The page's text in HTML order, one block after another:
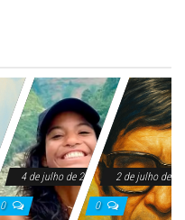
4 de julho de 2025
0
2 de julho de
0